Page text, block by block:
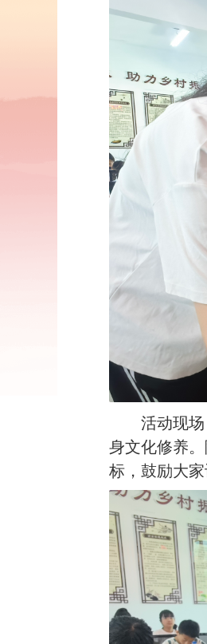
活动现
身文化修养
标，鼓励大